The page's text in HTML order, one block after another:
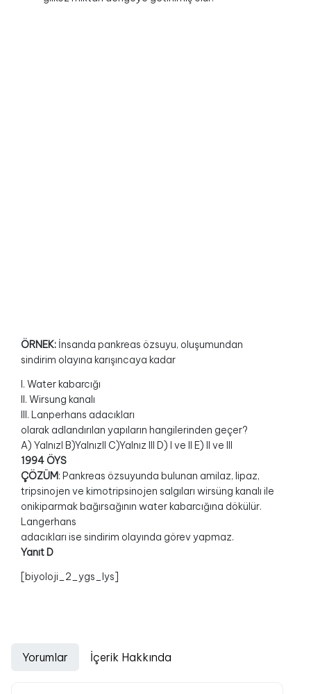
ÖRNEK: İnsanda pankreas özsuyu, oluşumundan
sindirim olayına karışıncaya kadar
I. Water kabarcığı
II. Wirsung kanalı
III. Lanperhans adacıkları
olarak adlandırılan yapıların hangilerinden geçer?
A) YalnızI B)YalnızII C)Yalnız III D) I ve II E) II ve III
1994 ÖYS
ÇÖZÜM: Pankreas özsuyunda bulunan amilaz, lipaz,
tripsinojen ve kimotripsinojen salgıları wirsüng kanalı ile
onikiparmak bağırsağının water kabarcığına dökülür.
Langerhans
adacıkları ise sindirim olayında görev yapmaz.
Yanıt D
[biyoloji_2_ygs_lys]
Yorumlar İçerik Hakkında